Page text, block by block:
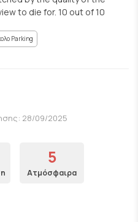
to die for. 10 out of 10
Parking
28/09/2025
5
Ατμόσφαιρα